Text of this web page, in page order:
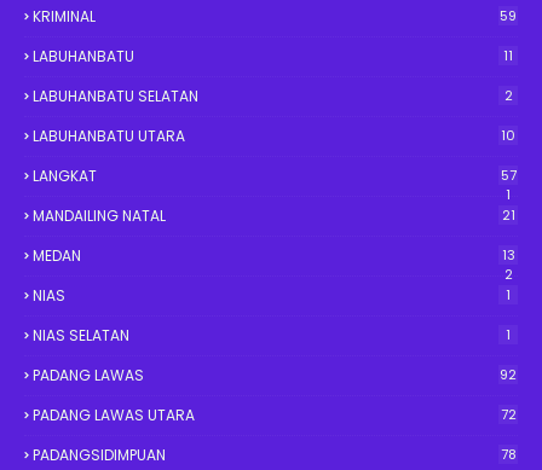
KRIMINAL 59
LABUHANBATU 11
LABUHANBATU SELATAN 2
LABUHANBATU UTARA 10
LANGKAT
57
1
MANDAILING NATAL 21
MEDAN
13
2
NIAS 1
NIAS SELATAN 1
PADANG LAWAS 92
PADANG LAWAS UTARA 72
PADANGSIDIMPUAN 78